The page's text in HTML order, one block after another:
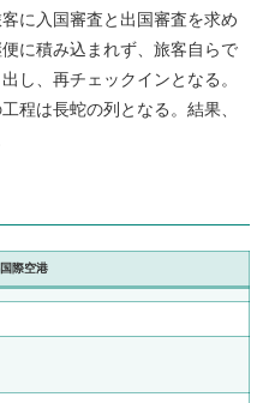
に入国審査と出国審査を求め
に積み込まれず、旅客自らで
し、再チェックインとなる。
程は長蛇の列となる。結果、
際空港